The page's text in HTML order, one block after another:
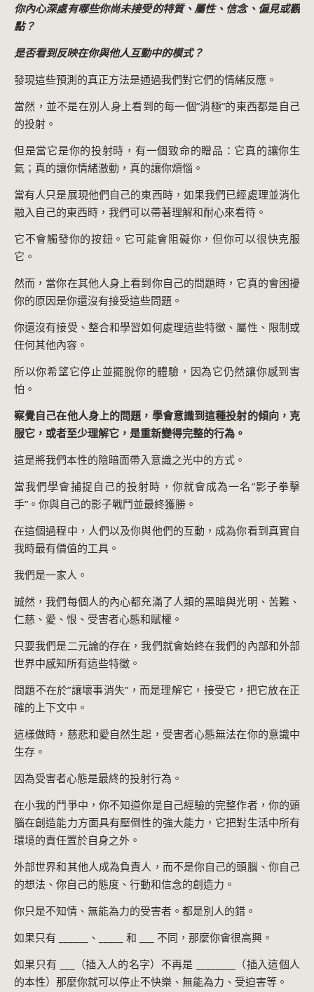
你內心深處有哪些你尚未接受的特質、屬性、信念、偏見或觀
點？
是否看到反映在你與他人互動中的模式？
發現這些預測的真正方法是通過我們對它們的情緒反應。
當然，並不是在別人身上看到的每一個”消極”的東西都是自己
的投射。
但是當它是你的投射時，有一個致命的贈品：它真的讓你生
氣；真的讓你情緒激動，真的讓你煩惱。
當有人只是展現他們自己的東西時，如果我們已經處理並消化
融入自己的東西時，我們可以帶著理解和耐心來看待。
它不會觸發你的按鈕。它可能會阻礙你，但你可以很快克服
它。
然而，當你在其他人身上看到你自己的問題時，它真的會困擾
你的原因是你還沒有接受這些問題。
你還沒有接受、整合和學習如何處理這些特徵、屬性、限制或
任何其他內容。
所以你希望它停止並擺脫你的體驗，因為它仍然讓你感到害
怕。
察覺自己在他人身上的問題，學會意識到這種投射的傾向，克
服它，或者至少理解它，是重新變得完整的行為。
這是將我們本性的陰暗面帶入意識之光中的方式。
當我們學會捕捉自己的投射時，你就會成為一名”影子拳擊
手”。你與自己的影子戰鬥並最終獲勝。
在這個過程中，人們以及你與他們的互動，成為你看到真實自
我時最有價值的工具。
我們是一家人。
誠然，我們每個人的內心都充滿了人類的黑暗與光明、苦難、
仁慈、愛、恨、受害者心態和賦權。
只要我們是二元論的存在，我們就會始終在我們的內部和外部
世界中感知所有這些特徵。
問題不在於”讓壞事消失”，而是理解它，接受它，把它放在正
確的上下文中。
這樣做時，慈悲和愛自然生起，受害者心態無法在你的意識中
生存。
因為受害者心態是最終的投射行為。
在小我的鬥爭中，你不知道你是自己經驗的完整作者，你的頭
腦在創造能力方面具有壓倒性的強大能力，它把對生活中所有
環境的責任置於自身之外。
外部世界和其他人成為負責人，而不是你自己的頭腦、你自己
的想法、你自己的態度、行動和信念的創造力。
你只是不知情、無能為力的受害者。都是別人的錯。
如果只有 ______、_____ 和 ___ 不同，那麼你會很高興。
如果只有 ___（插入人的名字）不再是 ________（插入這個人
的本性）那麼你就可以停止不快樂、無能為力、受迫害等。